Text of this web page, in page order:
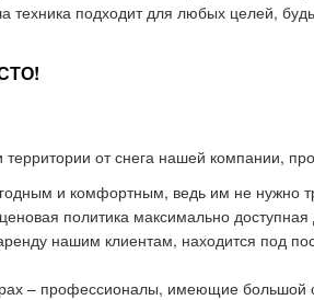
техника подходит для любых целей,
от снега нашей компании,
и комфортным, ведь им не нужно
политика максимально доступная
нашим клиентам, находится под
– профессионалы, имеющие большой